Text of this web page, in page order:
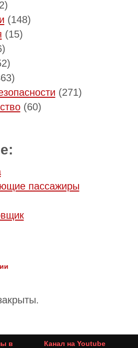
(148)
(15)
(271)
(60)
пассажиры
в
Канал на Youtube